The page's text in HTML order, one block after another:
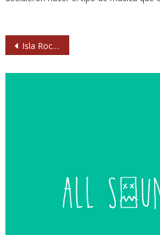
Navegación
Isla Rock: La Fuga, Porretas, Gatillazo, Transfer…